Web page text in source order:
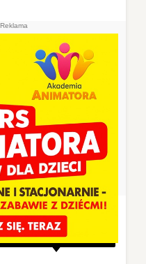
Reklama
POWIĄZANE PINEZKI